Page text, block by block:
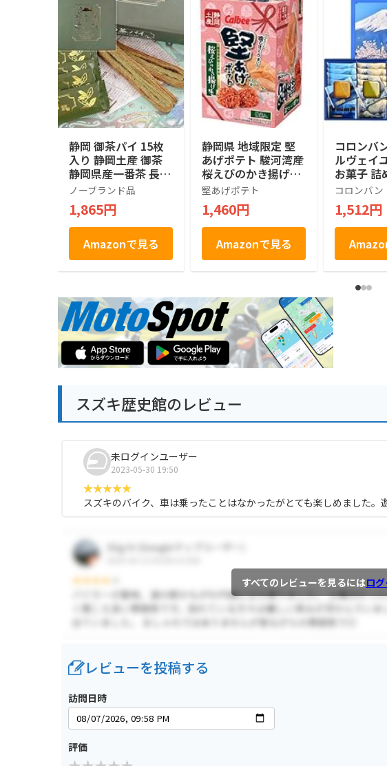
静岡 御茶パイ 15枚
入り 静岡土産 御茶
静岡県産一番茶 長登
屋
ノーブランド品
1,865円
Amazonで見る
静岡県 地域限定 堅
あげポテト 駿河湾産
桜えびのかき揚げ味
120g (15g×8袋入)
堅あげポテト
1,460円
Amazonで見る
コロンバ
ルヴェイ
お菓子 詰
個包装 土
贈答 銘店
シャ 21枚
コロンバン
1,512円
スズキ歴史館のレビュー
未ログインユーザー
2023-05-30 19:50
スズキのバイク、車は乗ったことはなかったがとても楽しめました。
すべてのレビューを見るにはロ
レビューを投稿する
訪問日時
評価